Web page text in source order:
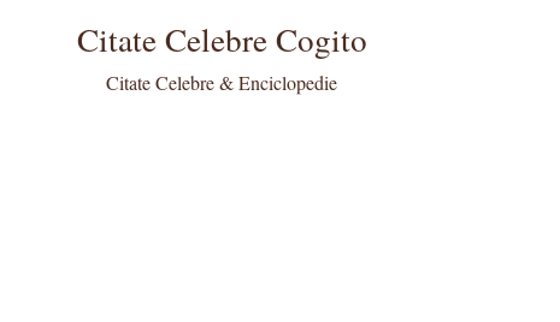
Citate Celebre Cogito
Citate Celebre & Enciclopedie